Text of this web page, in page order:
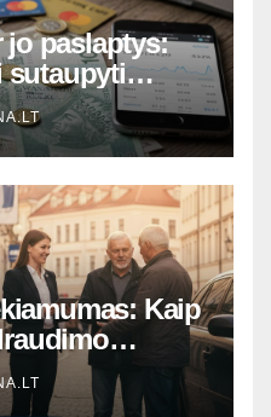
paslaptys:
sutaupyti
Kaip
ištikus